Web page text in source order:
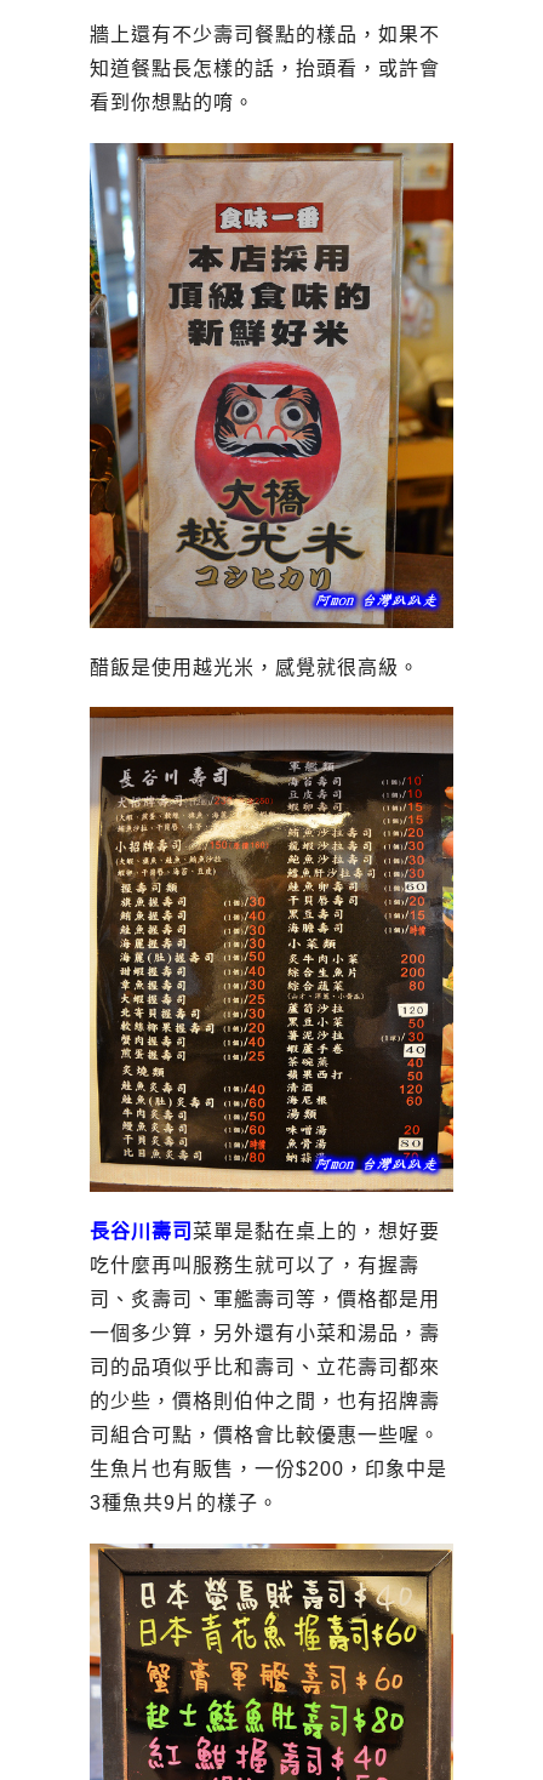
牆上還有不少壽司餐點的樣品，如果不
知道餐點長怎樣的話，抬頭看，或許會
看到你想點的唷。
醋飯是使用越光米，感覺就很高級。
長谷川壽司 菜單是黏在桌上的，想好要
吃什麼再叫服務生就可以了，有握壽
司、炙壽司、軍艦壽司等，價格都是用
一個多少算，另外還有小菜和湯品，壽
司的品項似乎比和壽司、立花壽司都來
的少些，價格則伯仲之間，也有招牌壽
司組合可點，價格會比較優惠一些喔。
生魚片也有販售，一份$200，印象中是
3種魚共9片的樣子。